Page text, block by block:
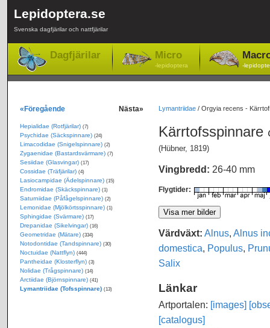
Lepidoptera.se
Svenska dagfjärilar och nattfjärilar
Dagfjärilar Micro
-lepidoptera -
Lymantriidae/ Orgyia recens -
Kärrtofsspinnare
(Hübner, 1819)
Vingbredd: 26-40 mm
Flygtider:
Värdväxt: Alnus, Alnus
domestica, Populus,
Salix
Länkar
Artportalen: [images]
[catalogus]
«Föregående Nästa»
Hepialidae (Rotfjärilar) (7)
Psychidae (Säckspinnare) (24)
Limacodidae (Snigelspinnare) (2)
Zygaenidae (Bastardsvärmare) (7)
Sesiidae (Glasvingar) (17)
Cossidae (Träfjärilar) (4)
Lasiocampidae (Ädelspinnare) (15)
Endromidae (Skäckspinnare) (1)
Saturniidae (Påfågelspinnare) (2)
Lemonidae (Mjölkörtsspinnare) (1)
Sphingidae (Svärmare) (17)
Drepanidae (Sikelvingar) (16)
Geometridae (Mätare) (334)
Notodontidae (Tandspinnare) (30)
Noctuidae (Nattflyn) (444)
Pantheidae (Klosterflyn) (3)
Nolidae (Trågspinnare) (14)
Arctiidae (Björnspinnare) (41)
Lymantriidae (Tofsspinnare) (13)